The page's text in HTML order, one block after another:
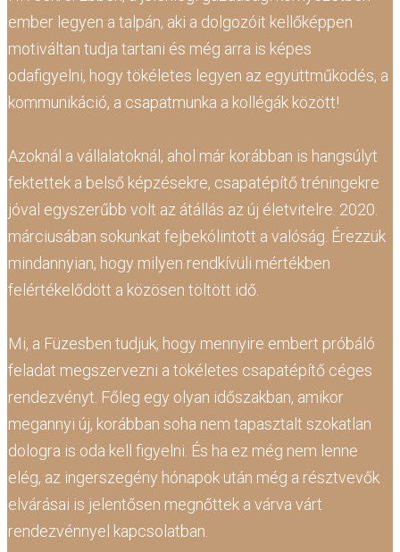
ember legyen a talpán, aki a dolgozóit kellőképpen
motiváltan tudja tartani és még arra is képes
odafigyelni, hogy tökéletes legyen az együttműködés, a
kommunikáció, a csapatmunka a kollégák között!
Azoknál a vállalatoknál, ahol már korábban is hangsúlyt
fektettek a belső képzésekre, csapatépítő tréningekre
jóval egyszerűbb volt az átállás az új életvitelre. 2020.
márciusában sokunkat fejbekólintott a valóság. Érezzük
mindannyian, hogy milyen rendkívüli mértékben
felértékelődött a közösen töltött idő.
Mi, a Füzesben tudjuk, hogy mennyire embert próbáló
feladat megszervezni a tökéletes csapatépítő céges
rendezvényt. Főleg egy olyan időszakban, amikor
megannyi új, korábban soha nem tapasztalt szokatlan
dologra is oda kell figyelni. És ha ez még nem lenne
elég, az ingerszegény hónapok után még a résztvevők
elvárásai is jelentősen megnőttek a várva várt
rendezvénnyel kapcsolatban.